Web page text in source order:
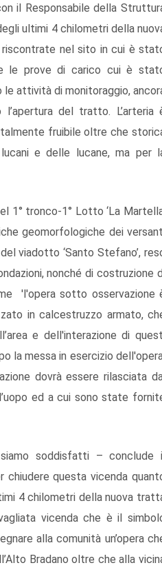
il Responsabile della
ultimi 4 chilometri della
riscontrate nel sito in cui è
le prove di carico cui è
attività di monitoraggio,
del tratto. L’arteria
fruibile oltre che
e delle lucane, ma per
1° tronco-1° Lotto ‘La
geomorfologiche dei
viadotto ‘Santo Stefano’,
nonché di costruzione
'l'opera sotto osservazione
in calcestruzzo armato,
e dell'interazione di
la messa in esercizio
dovrà essere rilasciata
ed a cui sono state
siamo soddisfatti – conclude
questa vicenda
4 chilometri della nuova
vicenda che è il
alla comunità un’opera
Bradano oltre che alla